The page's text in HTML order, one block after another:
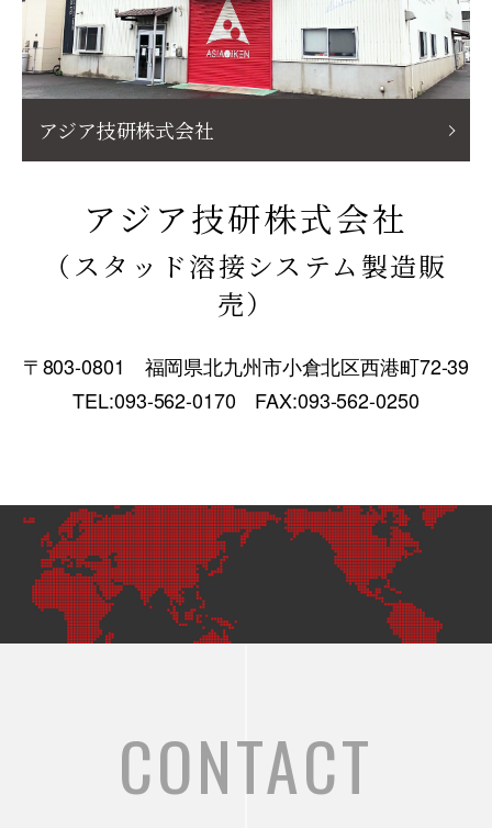
アジア技研株式会社
アジア技研株式会社
（スタッド溶接システム製造販
売）
〒803-0801 福岡県北九州市小倉北区西港町72-39
TEL:093-562-0170 FAX:093-562-0250
CONTACT